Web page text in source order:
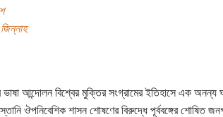
ভাষা আন্দোলন বিশ্বের মুক্তির সংগ্রামের ইতিহাসে এক
ঔপনিবেশিক শাসন শোষণের বিরুদ্ধে পূর্ববঙ্গের শোষিত